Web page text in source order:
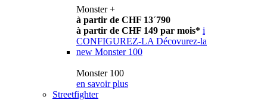
Monster +
à partir de CHF 13´790
à partir de CHF 149 par mois* i
CONFIGUREZ-LA Décovurez-la
new Monster 100
Monster 100
en savoir plus
Streetfighter